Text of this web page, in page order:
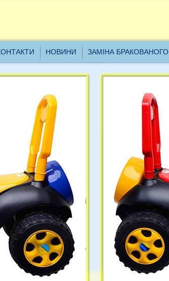
НОВИНИ ЗАМІНА БРАКОВАНОГО
склад проводить інвентаризацію з
включно, всі замовлення будуть